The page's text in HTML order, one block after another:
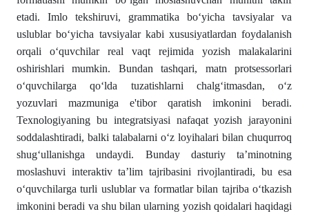
etadi. Imlo tekshiruvi, grammatika boʻyicha tavsiyalar va
uslublar boʻyicha tavsiyalar kabi xususiyatlardan foydalanish
orqali oʻquvchilar real vaqt rejimida yozish malakalarini
oshirishlari mumkin. Bundan tashqari, matn protsessorlari
oʻquvchilarga qoʻlda tuzatishlarni chalgʻitmasdan, oʻz
yozuvlari mazmuniga e'tibor qaratish imkonini beradi.
Texnologiyaning bu integratsiyasi nafaqat yozish jarayonini
soddalashtiradi, balki talabalarni oʻz loyihalari bilan chuqurroq
shugʻullanishga undaydi. Bunday dasturiy ta’minotning
moslashuvi interaktiv ta’lim tajribasini rivojlantiradi, bu esa
oʻquvchilarga turli uslublar va formatlar bilan tajriba oʻtkazish
imkonini beradi va shu bilan ularning yozish qoidalari haqidagi